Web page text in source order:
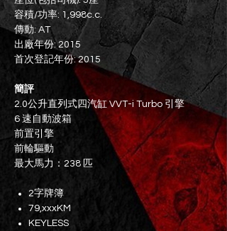
容積/功率: 1,998c.c.
傳動: AT
出廠年份: 2015
首次登記年份: 2015
簡評
2.0公升直列式四汽缸 VVT-i Turbo 引擎
6 速自動波箱
前置引擎
前輪驅動
最大馬力：238 匹
2字牌簿
79,xxxKM
KEYLESS